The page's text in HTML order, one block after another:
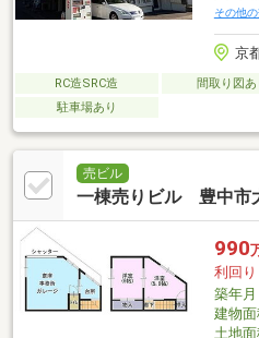
その他
京
RC造SRC造 間取り図あ
駐車場あり
売ビル
一棟売りビル 豊中市
990
利回り
築年月
建物
土地